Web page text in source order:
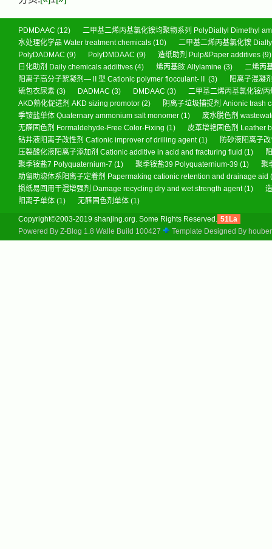
PDMDAAC (12)
二甲基二烯丙基氯化铵均聚物系列 PolyDiallyl Dimethyl
水处理化学品 Water treatment chemicals (10)
二甲基二烯丙基氯化铵
PolyDADMAC (9) PolyDMDAAC (9) 造纸助剂 Pulp&Paper additives (9)
日化助剂 Daily chemicals additives (4) 烯丙基胺 Allylamine (3)
二烯丙
阳离子高分子絮凝剂—Ⅱ型 Cationic polymer flocculant-Ⅱ (3)
阳离子混凝
硫包衣尿素 (3) DADMAC (3) DMDAAC (3)
二甲基二烯丙基氯化铵/
AKD熟化促进剂 AKD sizing promotor (2)
阴离子垃圾捕捉剂 Anionic trash
季铵盐单体 Quaternary ammonium salt monomer (1)
废水脱色剂
无醛固色剂 Formaldehyde-Free Color-Fixing (1)
皮革增艳固色剂 Leather
钻井液阳离子改性剂 Cationic improver of drilling agent(1)
防砂液阳离子
压裂酸化液阳离子添加剂 Cationic additive in acid and fracturing fluid (1)
聚季铵盐7 Polyquaternium-7 (1) 聚季铵盐39 Polyquaternium-39 (1)
聚
助留助滤体系阳离子定着剂 Papermaking cationic retention and drainage aid
损纸易回用干湿增强剂 Damage recycling dry and wet strength agent(1)
阳离子单体 (1) 无醛固色剂单体 (1)
Copyright©2003-2019 shanjing.org. Some Rights Reserved. 51La
Powered By Z-Blog 1.8 Walle Build 100427 Template Designed By